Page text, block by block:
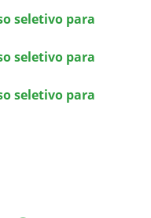
seletivo para
seletivo para
seletivo para